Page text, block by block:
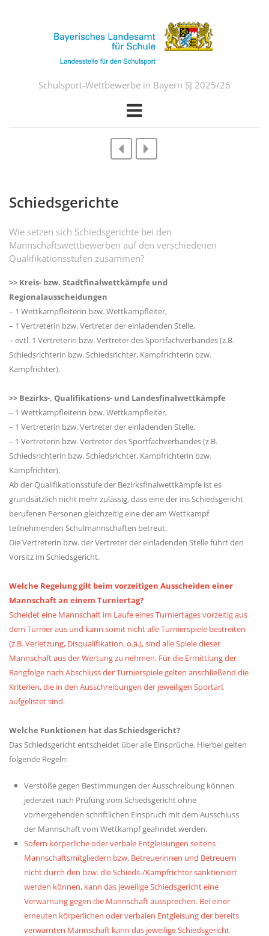
Schulsport-Wettbewerbe in Bayern SJ 2025/26
Schiedsgerichte
Wie setzen sich Schiedsgerichte bei den
Mannschaftswettbewerben auf den verschiedenen
Qualifikationsstufen zusammen?
>> Kreis- bzw. Stadtfinalwettkämpfe und
Regionalausscheidungen
– 1 Wettkampfleiterin bzw. Wettkampfleiter,
– 1 Vertreterin bzw. Vertreter der einladenden Stelle,
– evtl. 1 Vertreterin bzw. Vertreter des Sportfachverbandes (z.B.
Schiedsrichterin bzw. Schiedsrichter, Kampfrichterin bzw.
Kampfrichter).
>> Bezirks-, Qualifikations- und Landesfinalwettkämpfe
– 1 Wettkampfleiterin bzw. Wettkampfleiter,
– 1 Vertreterin bzw. Vertreter der einladenden Stelle,
– 1 Vertreterin bzw. Vertreter des Sportfachverbandes (z.B.
Schiedsrichterin bzw. Schiedsrichter, Kampfrichterin bzw.
Kampfrichter).
Ab der Qualifikationsstufe der Bezirksfinalwettkämpfe ist es
grundsätzlich nicht mehr zulässig, dass eine der ins Schiedsgericht
berufenen Personen gleichzeitig eine der am Wettkampf
teilnehmenden Schulmannschaften betreut.
Die Vertreterin bzw. der Vertreter der einladenden Stelle führt den
Vorsitz im Schiedsgericht.
Welche Regelung gilt beim vorzeitigen Ausscheiden einer
Mannschaft an einem Turniertag?
Scheidet eine Mannschaft im Laufe eines Turniertages vorzeitig aus
dem Turnier aus und kann somit nicht alle Turnierspiele bestreiten
(z.B. Verletzung, Disqualifikation, o.ä.), sind alle Spiele dieser
Mannschaft aus der Wertung zu nehmen. Für die Ermittlung der
Rangfolge nach Abschluss der Turnierspiele gelten anschließend die
Kriterien, die in den Ausschreibungen der jeweiligen Sportart
aufgelistet sind.
Welche Funktionen hat das Schiedsgericht?
Das Schiedsgericht entscheidet über alle Einsprüche. Hierbei gelten
folgende Regeln:
Verstöße gegen Bestimmungen der Ausschreibung können
jederzeit nach Prüfung vom Schiedsgericht ohne
vorhergehenden schriftlichen Einspruch mit dem Ausschluss
der Mannschaft vom Wettkampf geahndet werden.
Sofern körperliche oder verbale Entgleisungen seitens
Mannschaftsmitgliedern bzw. Betreuerinnen und Betreuern
nicht durch den bzw. die Schieds-/Kampfrichter sanktioniert
werden können, kann das jeweilige Schiedsgericht eine
Verwarnung gegen die Mannschaft aussprechen. Bei einer
erneuten körperlichen oder verbalen Entgleisung der bereits
verwarnten Mannschaft kann das jeweilige Schiedsgericht